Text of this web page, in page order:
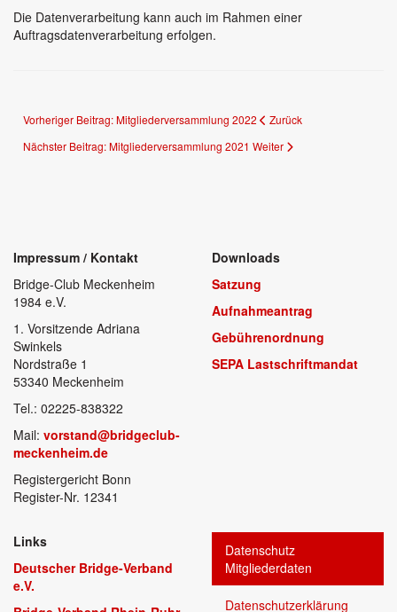
Die Datenverarbeitung kann auch im Rahmen einer
Auftragsdatenverarbeitung erfolgen.
Vorheriger Beitrag: Mitgliederversammlung 2022
Zurück
Nächster Beitrag: Mitgliederversammlung 2021 Weiter
Impressum / Kontakt
Bridge-Club Meckenheim
1984 e.V.
1. Vorsitzende Adriana
Swinkels
Nordstraße 1
53340 Meckenheim
Tel.: 02225-838322
Mail: vorstand@bridgeclub-
meckenheim.de
Registergericht Bonn
Register-Nr. 12341
Downloads
Satzung
Aufnahmeantrag
Gebührenordnung
SEPA Lastschriftmandat
Links
Deutscher Bridge-Verband
e.V.
Datenschutz
Mitgliederdaten
Datenschutzerklärung